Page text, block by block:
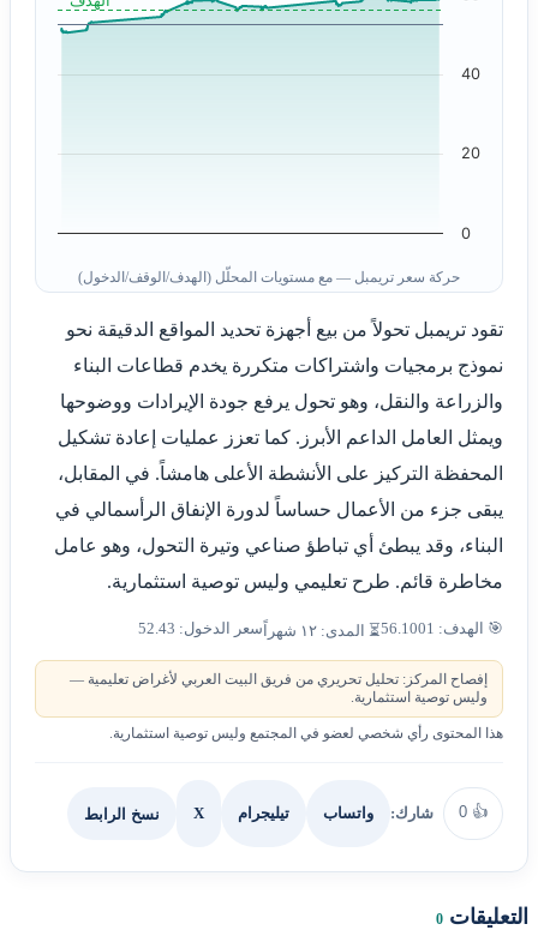
0
20
40
حركة سعر تريمبل — مع مستويات المحلّل (الهدف/الوقف/الدخول)
تقود تريمبل تحولاً من بيع أجهزة تحديد المواقع الدقيقة نحو
نموذج برمجيات واشتراكات متكررة يخدم قطاعات البناء
والزراعة والنقل، وهو تحول يرفع جودة الإيرادات ووضوحها
ويمثل العامل الداعم الأبرز. كما تعزز عمليات إعادة تشكيل
المحفظة التركيز على الأنشطة الأعلى هامشاً. في المقابل،
يبقى جزء من الأعمال حساساً لدورة الإنفاق الرأسمالي في
البناء، وقد يبطئ أي تباطؤ صناعي وتيرة التحول، وهو عامل
مخاطرة قائم. طرح تعليمي وليس توصية استثمارية.
🎯 الهدف: 56.1001 ⏳ المدى: ١٢ شهراً سعر الدخول: 52.43
إفصاح المركز: تحليل تحريري من فريق البيت العربي لأغراض تعليمية —
وليس توصية استثمارية.
هذا المحتوى رأي شخصي لعضو في المجتمع وليس توصية استثمارية.
👍
0 شارك: واتساب تيليجرام X نسخ الرابط
التعليقات 0